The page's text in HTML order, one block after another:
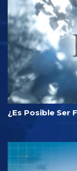
¿Es Posible Ser